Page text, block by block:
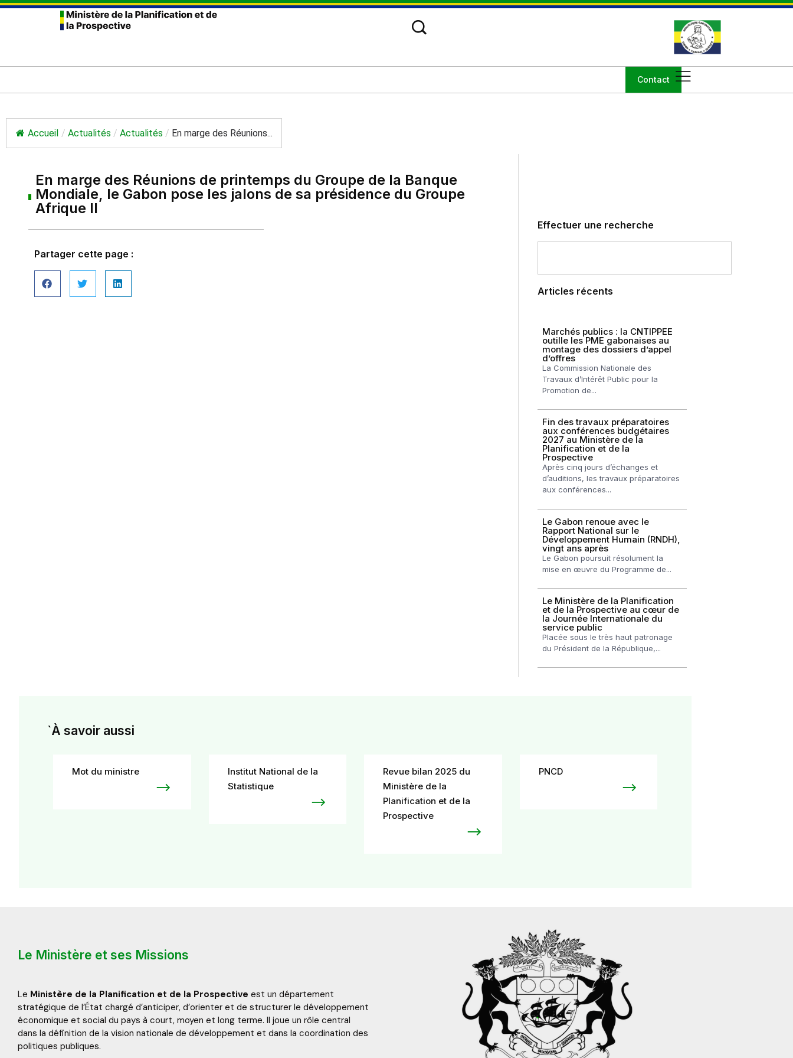
Contact
Accueil / Actualités / Actualités / En marge des Réunions...
En marge des Réunions de printemps du Groupe de la Banque
Mondiale, le Gabon pose les jalons de sa présidence du Groupe
Afrique II
Partager cette page :
Effectuer une recherche
Articles récents
Marchés publics : la CNTIPPEE
outille les PME gabonaises au
montage des dossiers d’appel
d’offres
La Commission Nationale des
Travaux d’Intérêt Public pour la
Promotion de...
Fin des travaux préparatoires
aux conférences budgétaires
2027 au Ministère de la
Planification et de la
Prospective
Après cinq jours d’échanges et
d’auditions, les travaux préparatoires
aux conférences...
Le Gabon renoue avec le
Rapport National sur le
Développement Humain (RNDH),
vingt ans après
Le Gabon poursuit résolument la
mise en œuvre du Programme de...
Le Ministère de la Planification
et de la Prospective au cœur de
la Journée Internationale du
service public
Placée sous le très haut patronage
du Président de la République,...
`À savoir aussi
Mot du ministre
Institut National de la
Statistique
Revue bilan 2025 du
Ministère de la
Planification et de la
Prospective
PNCD
Le Ministère et ses Missions
Le Ministère de la Planification et de la Prospective est un département
stratégique de l’État chargé d’anticiper, d’orienter et de structurer le développement
économique et social du pays à court, moyen et long terme. Il joue un rôle central
dans la définition de la vision nationale de développement et dans la coordination des
politiques publiques.